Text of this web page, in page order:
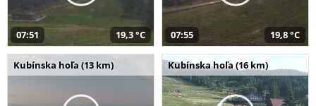
07:51 19,3 °C 07:55 19,8 °C
Kubínska hoľa (13 km) Kubínska hoľa (16 km)